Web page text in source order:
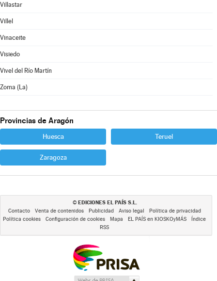
Villastar
Villel
Vinaceite
Visiedo
Vivel del Río Martín
Zoma (La)
Provincias de Aragón
Huesca Teruel
Zaragoza
© EDICIONES EL PAÍS S.L.
Contacto Venta de contenidos Publicidad Aviso legal
Política de privacidad
Política cookies
Configuración de cookies Mapa EL PAÍS en KIOSKOyMÁS
Índice
RSS